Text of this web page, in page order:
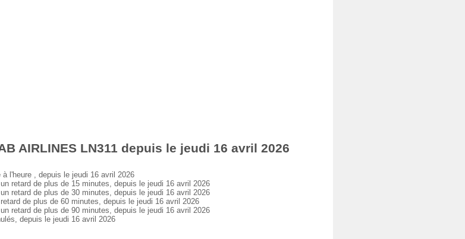
AIRLINES LN311 depuis le jeudi 16 avril 2026
l'heure , depuis le jeudi 16 avril 2026
retard de plus de 15 minutes, depuis le jeudi 16 avril 2026
retard de plus de 30 minutes, depuis le jeudi 16 avril 2026
de plus de 60 minutes, depuis le jeudi 16 avril 2026
retard de plus de 90 minutes, depuis le jeudi 16 avril 2026
depuis le jeudi 16 avril 2026